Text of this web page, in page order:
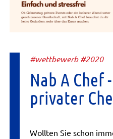
#wettbewerb #2020
Nab A Chef
privater
Wollten Sie schon